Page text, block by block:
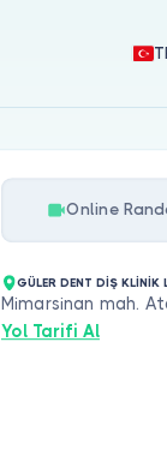
Online
GÜLER DENT DİŞ KLİNİK
Mimarsinan mah.
Yol Tarifi Al